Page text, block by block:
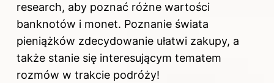
research, aby poznać różne wartości
banknotów i monet. Poznanie świata
pieniążków zdecydowanie ułatwi zakupy, a
także stanie się interesującym tematem
rozmów w trakcie podróży!